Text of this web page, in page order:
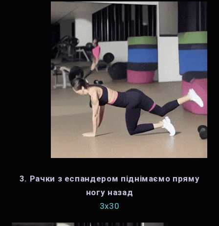
3. Рачки з еспандером піднімаємо пряму
ногу назад
3x30